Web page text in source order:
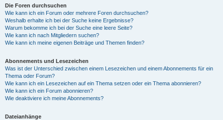
Die Foren durchsuchen
Wie kann ich ein Forum oder mehrere Foren durchsuchen?
Weshalb erhalte ich bei der Suche keine Ergebnisse?
Warum bekomme ich bei der Suche eine leere Seite?
Wie kann ich nach Mitgliedern suchen?
Wie kann ich meine eigenen Beiträge und Themen finden?
Abonnements und Lesezeichen
Was ist der Unterschied zwischen einem Lesezeichen und einem Abonnements für ein
Thema oder Forum?
Wie kann ich ein Lesezeichen auf ein Thema setzen oder ein Thema abonnieren?
Wie kann ich ein Forum abonnieren?
Wie deaktiviere ich meine Abonnements?
Dateianhänge